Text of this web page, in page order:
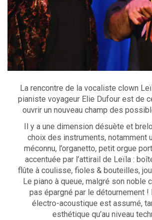
La rencontre de la vocaliste clown
pianiste voyageur Elie Dufour est de
ouvrir un nouveau champ des
Il y a une dimension désuète et
choix des instruments, notamment
méconnu, l’organetto, petit orgue
accentuée par l’attirail de Leïla :
flûte à coulisse, fioles & bouteilles,
Le piano à queue, malgré son noble
pas épargné par le détournement !
électro-acoustique est assumé,
esthétique qu’au niveau